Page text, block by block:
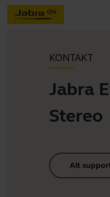
KONTAKT
Jabra
Stereo
Alt